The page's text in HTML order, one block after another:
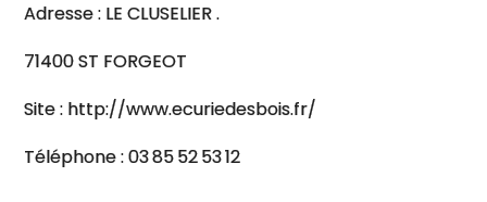
Adresse : LE CLUSELIER .
71400 ST FORGEOT
Site : http://www.ecuriedesbois.fr/
Téléphone : 03 85 52 53 12